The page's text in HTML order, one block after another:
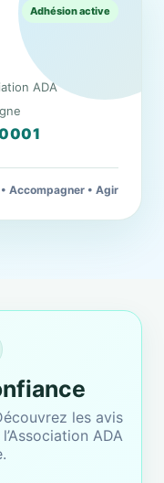
Adhésion active
ADA
Accompagner • Agir
les avis
ADA